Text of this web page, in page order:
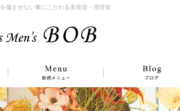
傷ませない事にこだわる美容室・理容室